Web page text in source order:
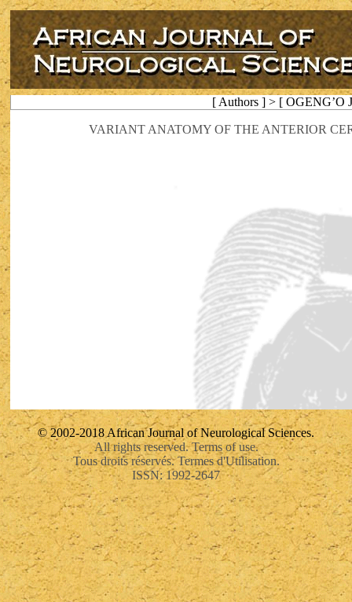
[ Authors ] > [ OGENG’O
VARIANT ANATOMY OF THE ANTERIOR
© 2002-2018 African Journal of Neurological Sciences.
All rights reserved. Terms of use.
Tous droits réservés. Termes d'Utilisation.
ISSN: 1992-2647